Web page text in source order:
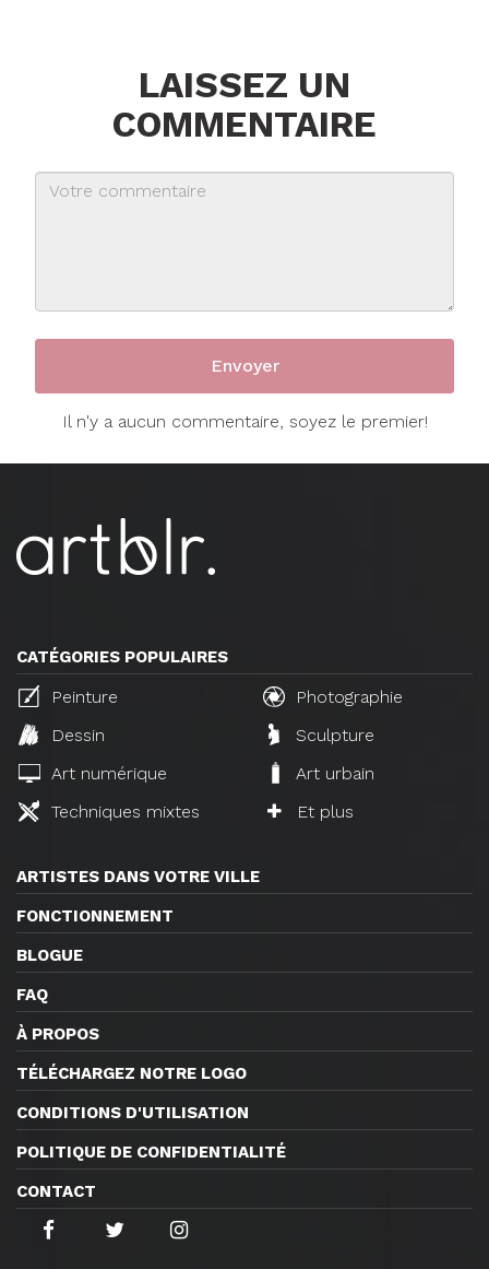
LAISSEZ UN
COMMENTAIRE
Il n'y a aucun commentaire, soyez le premier!
CATÉGORIES POPULAIRES
Peinture
Photographie
Dessin
Sculpture
Art numérique
Art urbain
Techniques mixtes
Et plus
ARTISTES DANS VOTRE VILLE
FONCTIONNEMENT
BLOGUE
FAQ
À PROPOS
TÉLÉCHARGEZ NOTRE LOGO
CONDITIONS D'UTILISATION
POLITIQUE DE CONFIDENTIALITÉ
CONTACT